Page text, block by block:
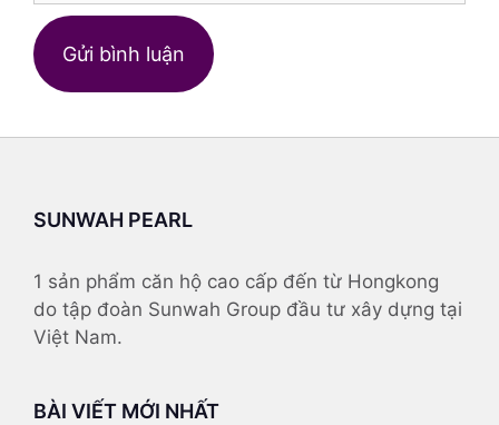
Trang
web
SUNWAH PEARL
1 sản phẩm căn hộ cao cấp đến từ Hongkong
do tập đoàn Sunwah Group đầu tư xây dựng tại
Việt Nam.
BÀI VIẾT MỚI NHẤT